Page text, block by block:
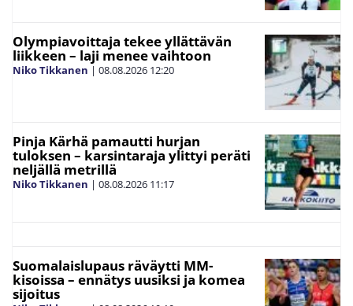
Olympiavoittaja tekee yllättävän
liikkeen – laji menee vaihtoon
Niko Tikkanen | 08.08.2026 12:20
Pinja Kärhä pamautti hurjan
tuloksen – karsintaraja ylittyi peräti
neljällä metrillä
Niko Tikkanen | 08.08.2026 11:17
Suomalaislupaus räväytti MM-
kisoissa – ennätys uusiksi ja komea
sijoitus